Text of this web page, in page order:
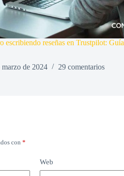
escribiendo reseñas en Trustpilot: Guía
marzo de 2024
29 comentarios
con *
Web